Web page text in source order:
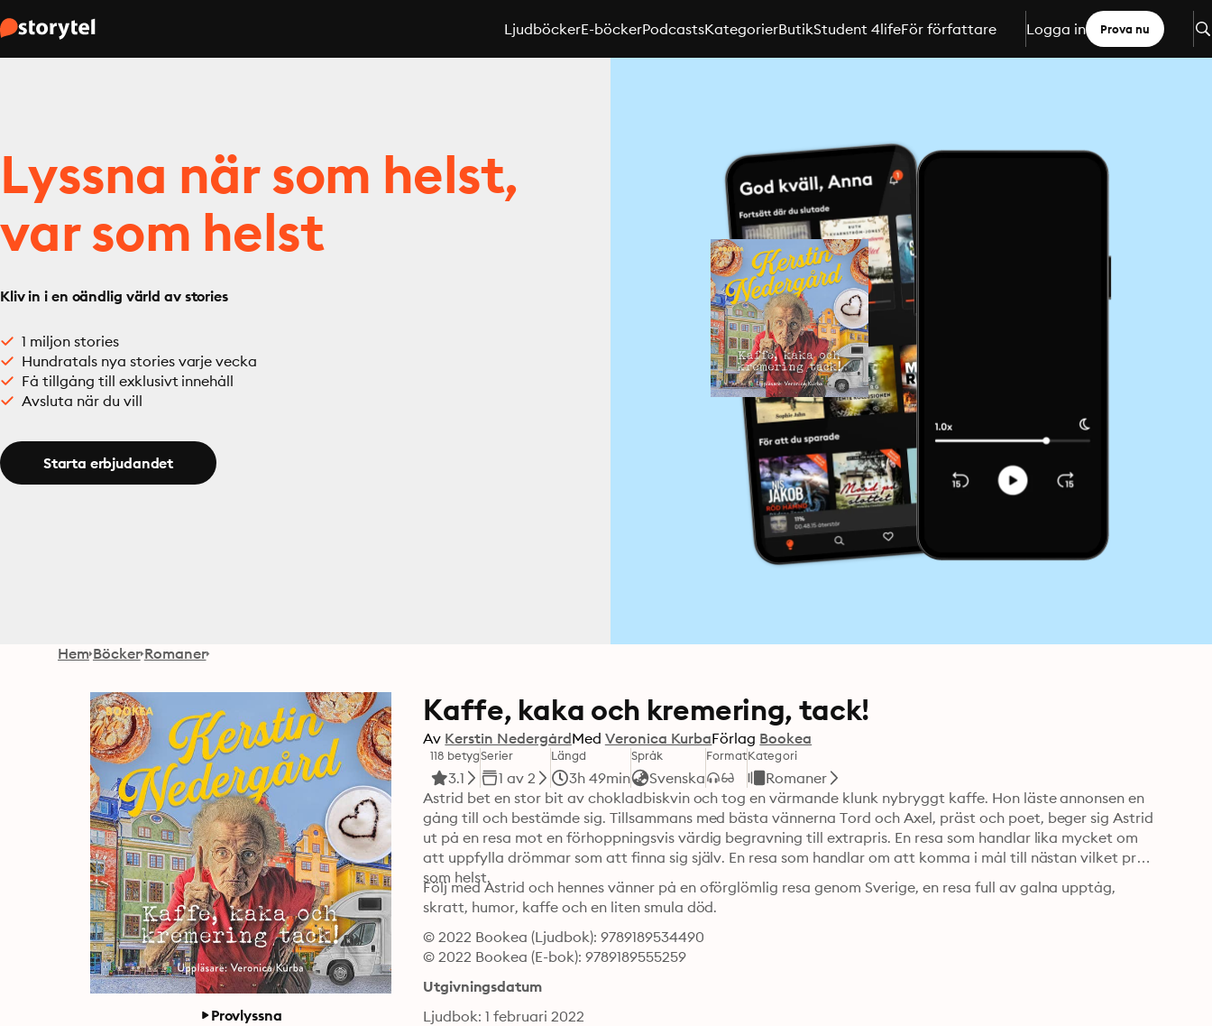
LjudböckerE-böckerPodcastsKategorierButikStudent 4lifeFör författare Logga in Prova nu
Lyssna när som helst,
var som helst
Kliv in i en oändlig värld av stories
1 miljon stories
Hundratals nya stories varje vecka
Få tillgång till exklusivt innehåll
Avsluta när du vill
Starta erbjudandet
Hem Böcker Romaner
Provlyssna
Kaffe, kaka och kremering, tack!
Av Kerstin NedergårdMed Veronica KurbaFörlag Bookea
118 betyg
3.1
Serier
1 av 2
Längd
3h 49min
Språk
Svenska
FormatKategori
Romaner
Astrid bet en stor bit av chokladbiskvin och tog en värmande klunk nybryggt kaffe. Hon läste annonsen en
gång till och bestämde sig. Tillsammans med bästa vännerna Tord och Axel, präst och poet, beger sig Astrid
ut på en resa mot en förhoppningsvis värdig begravning till extrapris. En resa som handlar lika mycket om
att uppfylla drömmar som att finna sig själv. En resa som handlar om att komma i mål till nästan vilket pris
som helst.
Följ med Astrid och hennes vänner på en oförglömlig resa genom Sverige, en resa full av galna upptåg,
skratt, humor, kaffe och en liten smula död.
© 2022 Bookea (Ljudbok): 9789189534490
© 2022 Bookea (E-bok): 9789189555259
Utgivningsdatum
Ljudbok: 1 februari 2022